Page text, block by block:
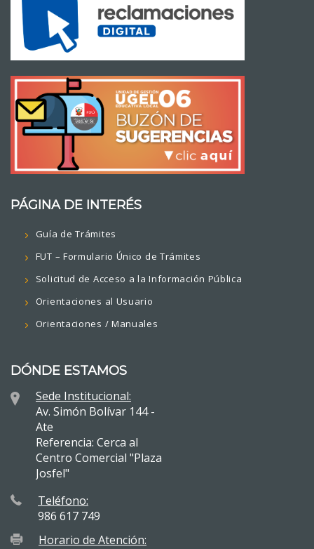
PÁGINA DE INTERÉS
Guía de Trámites
FUT – Formulario Único de Trámites
Solicitud de Acceso a la Información Pública
Orientaciones al Usuario
Orientaciones / Manuales
DÓNDE ESTAMOS
Sede Institucional:
Av. Simón Bolívar 144 -
Ate
Referencia: Cerca al
Centro Comercial "Plaza
Josfel"
Teléfono:
986 617 749
Horario de Atención: